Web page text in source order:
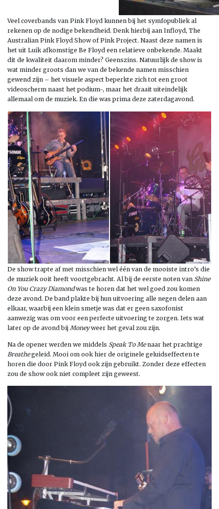
Veel coverbands van Pink Floyd kunnen bij het symfopubliek al
rekenen op de nodige bekendheid. Denk hierbij aan Infloyd, The
Australian Pink Floyd Show of Pink Project. Naast deze namen is
het uit Luik afkomstige Be Floyd een relatieve onbekende. Maakt
dit de kwaliteit daarom minder? Geenszins. Natuurlijk de show is
wat minder groots dan we van de bekende namen misschien
gewend zijn – het visuele aspect beperkte zich tot een groot
videoscherm naast het podium-, maar het draait uiteindelijk
allemaal om de muziek. En die was prima deze zaterdagavond.
De show trapte af met misschien wel één van de mooiste intro’s die
de muziek ooit heeft voortgebracht. Al bij de eerste noten van Shine
On You Crazy Diamondwas te horen dat het wel goed zou komen
deze avond. De band plakte bij hun uitvoering alle negen delen aan
elkaar, waarbij een klein smetje was dat er geen saxofonist
aanwezig was om voor een perfecte uitvoering te zorgen. Iets wat
later op de avond bij Moneyweer het geval zou zijn.
Na de opener werden we middels Speak To Menaar het prachtige
Breathegeleid. Mooi om ook hier de originele geluidseffecten te
horen die door Pink Floyd ook zijn gebruikt. Zonder deze effecten
zou de show ook niet compleet zijn geweest.